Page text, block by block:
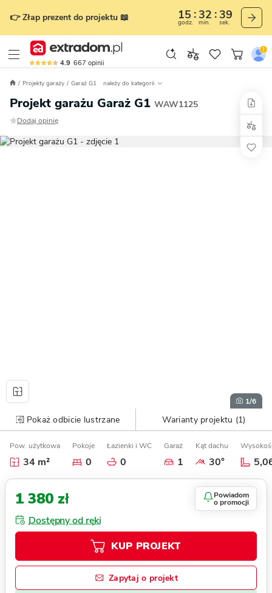
👉 Złap prezent do projektu 📖 15
godz.
32
min.
37
sek.
4.9 667 opinii
Projekty garaży Garaż G1 należy do kategorii
Projekt garażu Garaż G1 WAW1125
Dodaj opinię
1/6
Pokaż odbicie lustrzane Warianty projektu (1)
Pow. użytkowa
34 m²
Pokoje
0
Łazienki i WC
0
Garaż
1
Kąt dachu
30°
1 380 zł Powiadom
o promocji
Dostępny od ręki
KUP PROJEKT
Zapytaj o projekt